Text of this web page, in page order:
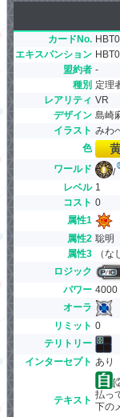
カードNo.
エキスパンション
盟約者 -
種別 定理
レアリティ VR
デザイン 島崎
イラスト みわ
色
ワールド
/
レベル 1
コスト 0
属性1
属性2 聡明
属性3
（な
ロジック
パワー 4000
オーラ
リミット 0
テリトリー
インターセプト あり
テキスト 払っ
下の